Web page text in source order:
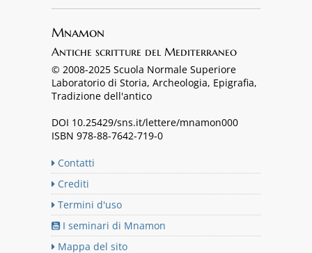
Mnamon
Antiche scritture del Mediterraneo
© 2008-2025 Scuola Normale Superiore
Laboratorio di Storia, Archeologia, Epigrafia,
Tradizione dell'antico
DOI 10.25429/sns.it/lettere/mnamon000
ISBN 978-88-7642-719-0
Contatti
Crediti
Termini d'uso
I seminari di Mnamon
Mappa del sito